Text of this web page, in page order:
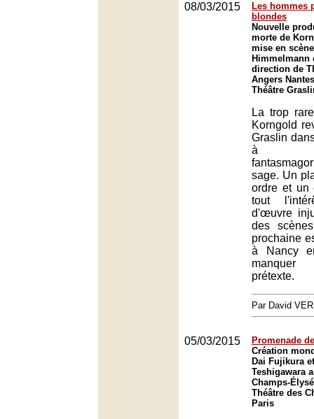
08/03/2015
Les hommes
blondes
Nouvelle
morte de
mise en
Himmelmann
direction de
Angers
Théâtre
La trop
Korngold
Graslin
à
sage. Un
ordre et un
tout
d'œuvre
des
prochaine
à Nancy
prétexte.
Par David
05/03/2015
Promenade
Création
Dai Fujikura
Teshigawara
Champs-
Théâtre des
Paris